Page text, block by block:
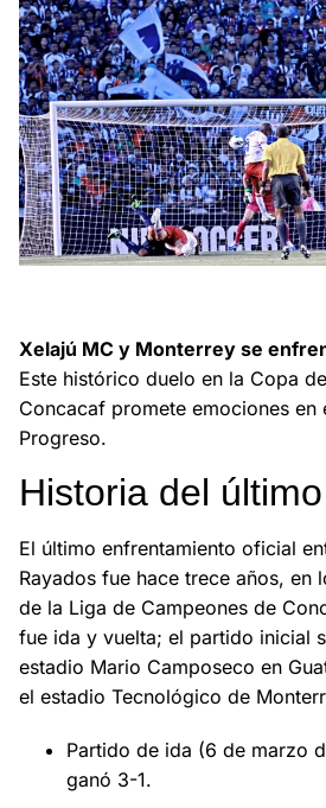
Xelajú MC y Monterrey se
Este histórico duelo en la Copa
Concacaf promete emociones en
Progreso.
Historia del
El último enfrentamiento oficial
Rayados fue hace trece años, en
de la Liga de Campeones de
fue ida y vuelta; el partido inicial
estadio Mario Camposeco en
el estadio Tecnológico de
Partido de ida (6 de marzo
ganó 3-1.